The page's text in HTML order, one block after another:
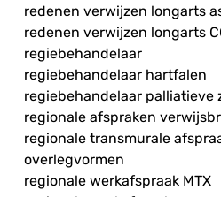
redenen verwijzen longarts
redenen verwijzen longarts
regiebehandelaar
regiebehandelaar hartfalen
regiebehandelaar palliatieve
regionale afspraken
regionale transmurale
overlegvormen
regionale werkafspraak MTX